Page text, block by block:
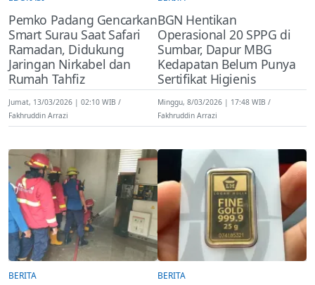
Pemko Padang Gencarkan
Smart Surau Saat Safari
Ramadan, Didukung
Jaringan Nirkabel dan
Rumah Tahfiz
Jumat, 13/03/2026 | 02:10 WIB
Fakhruddin Arrazi
BGN Hentikan
Operasional 20 SPPG di
Sumbar, Dapur MBG
Kedapatan Belum Punya
Sertifikat Higienis
Minggu, 8/03/2026 | 17:48 WIB
Fakhruddin Arrazi
BERITA BERITA